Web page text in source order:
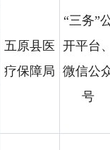
五原县医
疗保障局
“三务”
开平台、
微信公
号